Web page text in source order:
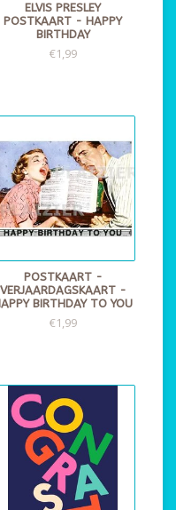
ELVIS PRESLEY
POSTKAART - HAPPY
BIRTHDAY
€1,99
POSTKAART -
VERJAARDAGSKAART -
BIRTHDAY TO YOU
€1,99